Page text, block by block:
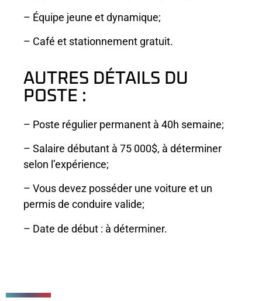
– Équipe jeune et dynamique;
– Café et stationnement gratuit.
AUTRES DÉTAILS DU
POSTE :
– Poste régulier permanent à 40h semaine;
– Salaire débutant à 75 000$, à déterminer
selon l’expérience;
– Vous devez posséder une voiture et un
permis de conduire valide;
– Date de début : à déterminer.